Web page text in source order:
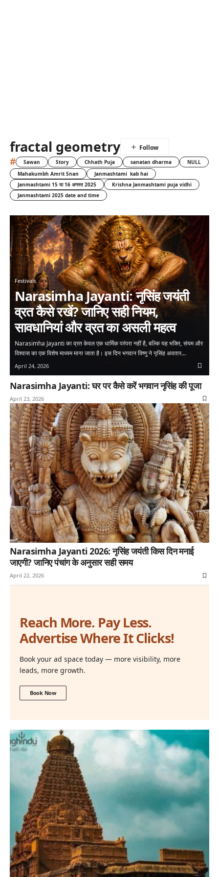
fractal geometry
# Sawan Story Chhath Puja sanatan dharma
NULL
Mahakumbh Amrit Snan
Janmashtami kab hai
Janmashtami 15 या 16 अगस्त 2025
Krishna Janmashtami puja vidhi
Janmashtami 2025 date and time
Festivals
Narasimha Jayanti: नृसिंह जयंती
व्रत कैसे रखें? जानिए सही नियम,
सावधानियां और व्रत का असली महत्व
Narasimha Jayanti का व्रत केवल एक धार्मिक परंपरा नहीं है, बल्कि यह भक्ति, संयम और
विश्वास का एक विशेष माध्यम माना जाता है। इस दिन भगवान विष्णु ने नृसिंह अवतार…
April 24, 2026
Narasimha Jayanti: घर पर कैसे करें भगवान नृसिंह की पूजा
April 23, 2026
Narasimha Jayanti 2026: नृसिंह जयंती किस दिन मनाई
जाएगी? जानिए पंचांग के अनुसार सही समय
April 22, 2026
Reach More. Pay Less.
Advertise Where It Clicks!
Book your ad space today — more visibility, more
leads, more growth.
Book Now